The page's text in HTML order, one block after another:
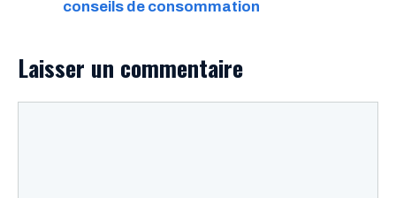
conseils de consommation
Laisser un commentaire